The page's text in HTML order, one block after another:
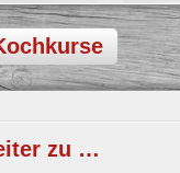
zu …